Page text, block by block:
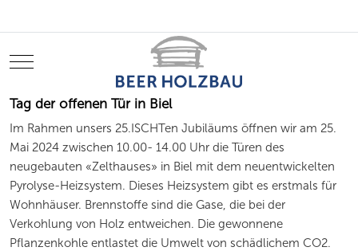
Mobile Menu Toggle
Tag der offenen Tür in Biel
Im Rahmen unsers 25.ISCHTen Jubiläums öffnen wir am 25.
Mai 2024 zwischen 10.00- 14.00 Uhr die Türen des
neugebauten «Zelthauses» in Biel mit dem neuentwickelten
Pyrolyse-Heizsystem. Dieses Heizsystem gibt es erstmals für
Wohnhäuser. Brennstoffe sind die Gase, die bei der
Verkohlung von Holz entweichen. Die gewonnene
Pflanzenkohle entlastet die Umwelt von schädlichem CO2.